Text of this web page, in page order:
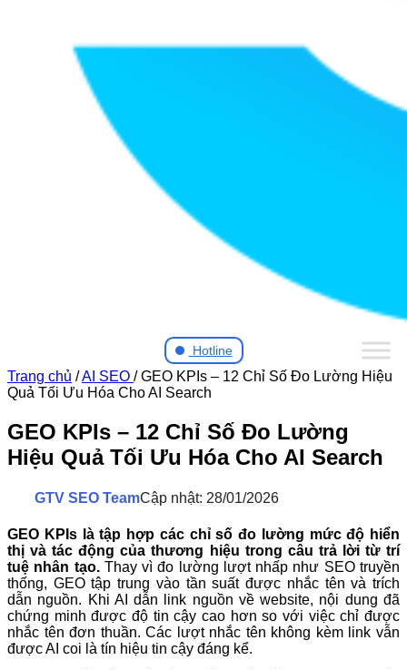
Hotline
Trang chủ /AI SEO / GEO KPIs – 12 Chỉ Số Đo Lường Hiệu
Quả Tối Ưu Hóa Cho AI Search
GEO KPIs – 12 Chỉ Số Đo Lường
Hiệu Quả Tối Ưu Hóa Cho AI Search
GTV SEO TeamCập nhật: 28/01/2026
GEO KPIs là tập hợp các chỉ số đo lường mức độ hiển
thị và tác động của thương hiệu trong câu trả lời từ trí
tuệ nhân tạo.Thay vì đo lường lượt nhấp như SEO truyền
thống, GEO tập trung vào tần suất được nhắc tên và trích
dẫn nguồn. Khi AI dẫn link nguồn về website, nội dung đã
chứng minh được độ tin cậy cao hơn so với việc chỉ được
nhắc tên đơn thuần. Các lượt nhắc tên không kèm link vẫn
được AI coi là tín hiệu tin cậy đáng kể.